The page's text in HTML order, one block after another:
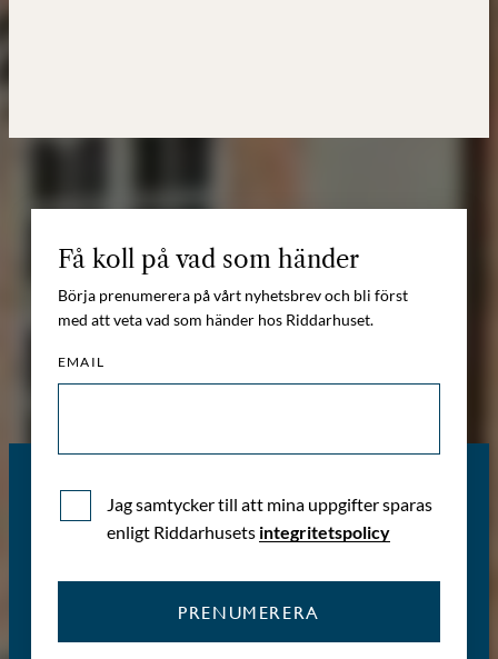
Få koll på vad som händer
Börja prenumerera på vårt nyhetsbrev och bli först
med att veta vad som händer hos Riddarhuset.
EMAIL
Jag samtycker till att mina uppgifter sparas
enligt Riddarhusets integritetspolicy
PRENUMERERA